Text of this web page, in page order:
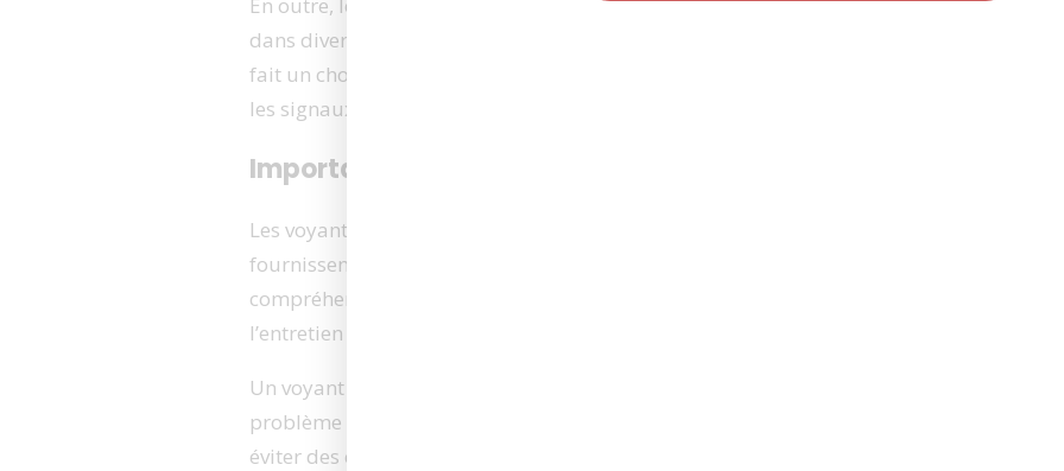
dans divers environnements de travail. Leur compatibilité avec une
fait un choix de prédilection pour les professionnels comme pour les amateurs de
les signaux que ces chargeurs émettent
Importance de la signification des voyants
Les voyants lumineux sur un chargeur Makita ne sont pas simplement des
fournissent des informations essentielles sur l’état de la batterie et le processus de
compréhension de ces signaux permet aux utilisateurs de prendre des décisions
l’entretien et l’utilisation de leurs outils.
Un voyant lumineux peut indiquer si
problème technique empêche la charge. En interprétant correctement ces signaux, les
éviter des erreurs coûteuses, telles que la